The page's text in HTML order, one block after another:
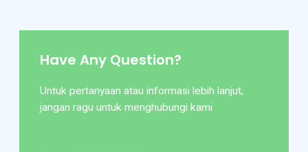
Have Any Question?
Untuk pertanyaan atau informasi lebih lanjut,
jangan ragu untuk menghubungi kami